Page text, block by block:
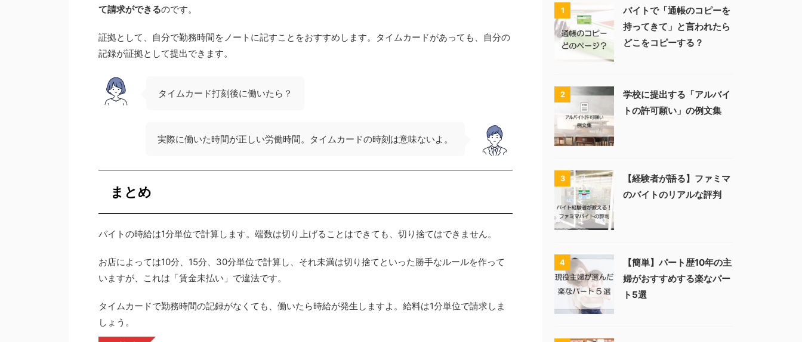
て請求ができるのです。
証拠として、自分で勤務時間をノートに記すことをおすすめします。タイムカードがあっても、自分の
記録が証拠として提出できます。
タイムカード打刻後に働いたら？
実際に働いた時間が正しい労働時間。タイムカードの時刻は意味ないよ。
まとめ
バイトの時給は1分単位で計算します。端数は切り上げることはできても、切り捨てはできません。
お店によっては10分、15分、30分単位で計算し、それ未満は切り捨てといった勝手なルールを作って
いますが、これは「賃金未払い」で違法です。
タイムカードで勤務時間の記録がなくても、働いたら時給が発生しますよ。給料は1分単位で請求しま
しょう。
1
バイトで「通帳のコピーを
持ってきて」と言われたら
どこをコピーする？
2
学校に提出する「アルバイ
トの許可願い」の例文集
3
【経験者が語る】ファミマ
のバイトのリアルな評判
4
【簡単】パート歴10年の主
婦がおすすめする楽なパー
ト5選